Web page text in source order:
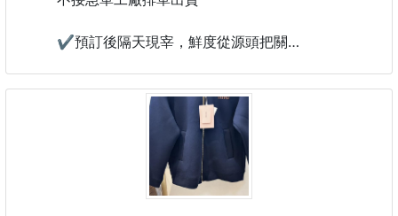
小小一條綁腿帶，卻讓無數久坐族愛不釋手🫶
尤其搭長途飛機的時候，雙腿自然靠攏、坐姿更穩定
不知不覺整個人放鬆又舒服，睡眠品質也跟著提升💤
✔預訂後隔天現宰，鮮度從源頭把關
✔真空鎖鮮包裝，保留肉汁與原味
✔ 嚴選國產雞，在地溯源有保障